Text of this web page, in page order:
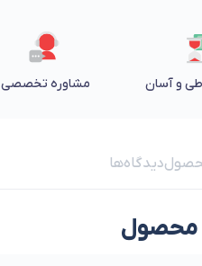
و آسان مشاوره تخصصی
دیدگاه‌ها